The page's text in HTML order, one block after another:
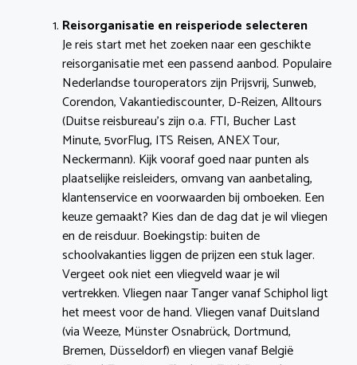
Reisorganisatie en reisperiode selecteren
Je reis start met het zoeken naar een geschikte
reisorganisatie met een passend aanbod. Populaire
Nederlandse touroperators zijn Prijsvrij, Sunweb,
Corendon, Vakantiediscounter, D-Reizen, Alltours
(Duitse reisbureau’s zijn o.a. FTI, Bucher Last
Minute, 5vorFlug, ITS Reisen, ANEX Tour,
Neckermann). Kijk vooraf goed naar punten als
plaatselijke reisleiders, omvang van aanbetaling,
klantenservice en voorwaarden bij omboeken. Een
keuze gemaakt? Kies dan de dag dat je wil vliegen
en de reisduur. Boekingstip: buiten de
schoolvakanties liggen de prijzen een stuk lager.
Vergeet ook niet een vliegveld waar je wil
vertrekken. Vliegen naar Tanger vanaf Schiphol ligt
het meest voor de hand. Vliegen vanaf Duitsland
(via Weeze, Münster Osnabrück, Dortmund,
Bremen, Düsseldorf) en vliegen vanaf België